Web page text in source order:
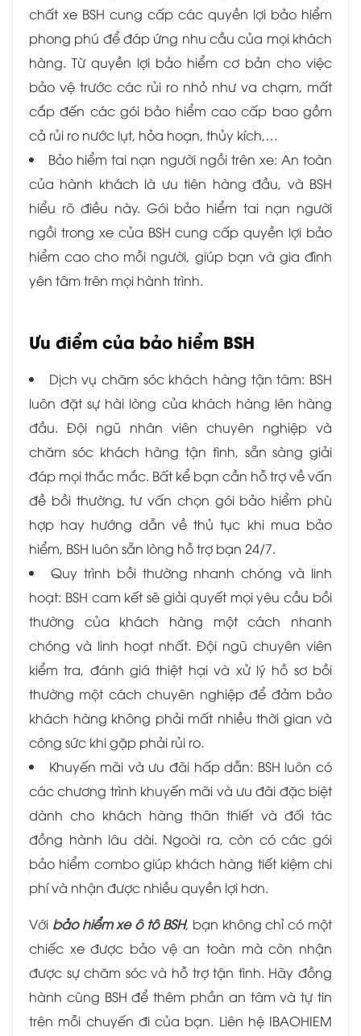
chất xe BSH cung cấp các quyền lợi bảo hiểm
phong phú để đáp ứng nhu cầu của mọi khách
hàng. Từ quyền lợi bảo hiểm cơ bản cho việc
bảo vệ trước các rủi ro nhỏ như va chạm, mất
cắp đến các gói bảo hiểm cao cấp bao gồm
cả rủi ro nước lụt, hỏa hoạn, thủy kích,…
Bảo hiểm tai nạn người ngồi trên xe: An toàn
của hành khách là ưu tiên hàng đầu, và BSH
hiểu rõ điều này. Gói bảo hiểm tai nạn người
ngồi trong xe của BSH cung cấp quyền lợi bảo
hiểm cao cho mỗi người, giúp bạn và gia đình
yên tâm trên mọi hành trình.
Ưu điểm của bảo hiểm BSH
Dịch vụ chăm sóc khách hàng tận tâm: BSH
luôn đặt sự hài lòng của khách hàng lên hàng
đầu. Đội ngũ nhân viên chuyên nghiệp và
chăm sóc khách hàng tận tình, sẵn sàng giải
đáp mọi thắc mắc. Bất kể bạn cần hỗ trợ về vấn
đề bồi thường, tư vấn chọn gói bảo hiểm phù
hợp hay hướng dẫn về thủ tục khi mua bảo
hiểm, BSH luôn sẵn lòng hỗ trợ bạn 24/7.
Quy trình bồi thường nhanh chóng và linh
hoạt: BSH cam kết sẽ giải quyết mọi yêu cầu bồi
thường của khách hàng một cách nhanh
chóng và linh hoạt nhất. Đội ngũ chuyên viên
kiểm tra, đánh giá thiệt hại và xử lý hồ sơ bồi
thường một cách chuyên nghiệp để đảm bảo
khách hàng không phải mất nhiều thời gian và
công sức khi gặp phải rủi ro.
Khuyến mãi và ưu đãi hấp dẫn: BSH luôn có
các chương trình khuyến mãi và ưu đãi đặc biệt
dành cho khách hàng thân thiết và đối tác
đồng hành lâu dài. Ngoài ra, còn có các gói
bảo hiểm combo giúp khách hàng tiết kiệm chi
phí và nhận được nhiều quyền lợi hơn.
Với bảo hiểm xe ô tô BSH, bạn không chỉ có một
chiếc xe được bảo vệ an toàn mà còn nhận
được sự chăm sóc và hỗ trợ tận tình. Hãy đồng
hành cùng BSH để thêm phần an tâm và tự tin
trên mỗi chuyến đi của bạn. Liên hệ IBAOHIEM